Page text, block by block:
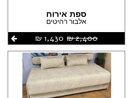
ספת אירוח
אלבור רהיטים
2,400 ‏₪
1,430 ‏₪